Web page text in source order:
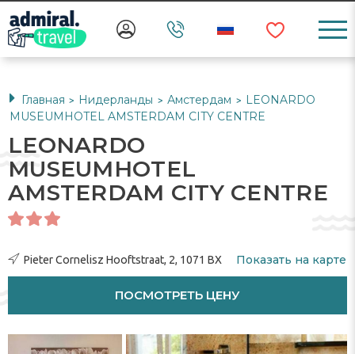
Главная > Нидерланды > Амстердам >
LEONARDO
MUSEUMHOTEL AMSTERDAM CITY CENTRE
LEONARDO
MUSEUMHOTEL
AMSTERDAM CITY CENTRE
Pieter Cornelisz Hooftstraat, 2, 1071 BX Показать на карте
ПОСМОТРЕТЬ ЦЕНУ